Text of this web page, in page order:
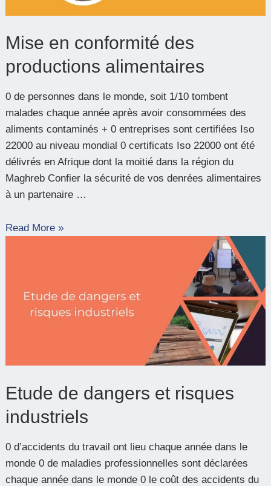
Mise en conformité des
productions alimentaires
0 de personnes dans le monde, soit 1/10 tombent
malades chaque année après avoir consommées des
aliments contaminés + 0 entreprises sont certifiées Iso
22000 au niveau mondial 0 certificats Iso 22000 ont été
délivrés en Afrique dont la moitié dans la région du
Maghreb Confier la sécurité de vos denrées alimentaires
à un partenaire …
Read More »
Etude de dangers et risques
industriels
0 d’accidents du travail ont lieu chaque année dans le
monde 0 de maladies professionnelles sont déclarées
chaque année dans le monde 0 le coût des accidents du
risques